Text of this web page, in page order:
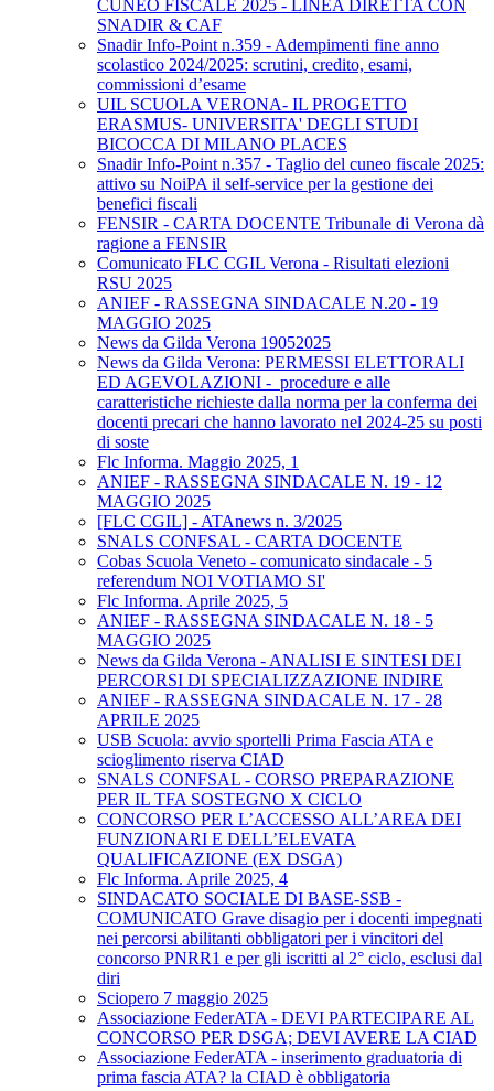
CUNEO FISCALE 2025 - LINEA DIRETTA CON
SNADIR & CAF
Snadir Info-Point n.359 - Adempimenti fine anno
scolastico 2024/2025: scrutini, credito, esami,
commissioni d’esame
UIL SCUOLA VERONA- IL PROGETTO
ERASMUS- UNIVERSITA' DEGLI STUDI
BICOCCA DI MILANO PLACES
Snadir Info-Point n.357 - Taglio del cuneo fiscale 2025:
attivo su NoiPA il self-service per la gestione dei
benefici fiscali
FENSIR - CARTA DOCENTE Tribunale di Verona dà
ragione a FENSIR
Comunicato FLC CGIL Verona - Risultati elezioni
RSU 2025
ANIEF - RASSEGNA SINDACALE N.20 - 19
MAGGIO 2025
News da Gilda Verona 19052025
News da Gilda Verona: PERMESSI ELETTORALI
ED AGEVOLAZIONI - procedure e alle
caratteristiche richieste dalla norma per la conferma dei
docenti precari che hanno lavorato nel 2024-25 su posti
di soste
Flc Informa. Maggio 2025, 1
ANIEF - RASSEGNA SINDACALE N. 19 - 12
MAGGIO 2025
[FLC CGIL] - ATAnews n. 3/2025
SNALS CONFSAL - CARTA DOCENTE
Cobas Scuola Veneto - comunicato sindacale - 5
referendum NOI VOTIAMO SI'
Flc Informa. Aprile 2025, 5
ANIEF - RASSEGNA SINDACALE N. 18 - 5
MAGGIO 2025
News da Gilda Verona - ANALISI E SINTESI DEI
PERCORSI DI SPECIALIZZAZIONE INDIRE
ANIEF - RASSEGNA SINDACALE N. 17 - 28
APRILE 2025
USB Scuola: avvio sportelli Prima Fascia ATA e
scioglimento riserva CIAD
SNALS CONFSAL - CORSO PREPARAZIONE
PER IL TFA SOSTEGNO X CICLO
CONCORSO PER L’ACCESSO ALL’AREA DEI
FUNZIONARI E DELL’ELEVATA
QUALIFICAZIONE (EX DSGA)
Flc Informa. Aprile 2025, 4
SINDACATO SOCIALE DI BASE-SSB -
COMUNICATO Grave disagio per i docenti impegnati
nei percorsi abilitanti obbligatori per i vincitori del
concorso PNRR1 e per gli iscritti al 2° ciclo, esclusi dal
diri
Sciopero 7 maggio 2025
Associazione FederATA - DEVI PARTECIPARE AL
CONCORSO PER DSGA; DEVI AVERE LA CIAD
Associazione FederATA - inserimento graduatoria di
prima fascia ATA? la CIAD è obbligatoria